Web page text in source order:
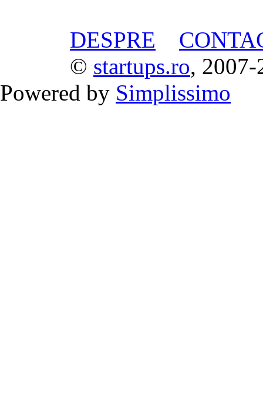
DESPRE
© startups.ro, 2007-
Powered by Simplissimo